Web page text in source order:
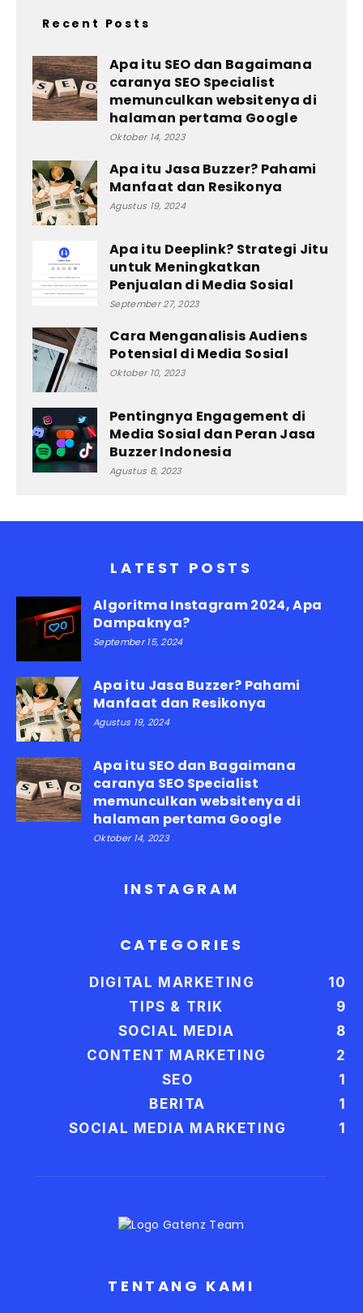
Recent Posts
Apa itu SEO dan Bagaimana
caranya SEO Specialist
memunculkan websitenya di
halaman pertama Google
Oktober 14, 2023
Apa itu Jasa Buzzer? Pahami
Manfaat dan Resikonya
Agustus 19, 2024
Apa itu Deeplink? Strategi Jitu
untuk Meningkatkan
Penjualan di Media Sosial
September 27, 2023
Cara Menganalisis Audiens
Potensial di Media Sosial
Oktober 10, 2023
Pentingnya Engagement di
Media Sosial dan Peran Jasa
Buzzer Indonesia
Agustus 8, 2023
LATEST POSTS
Algoritma Instagram 2024, Apa
Dampaknya?
September 15, 2024
Apa itu Jasa Buzzer? Pahami
Manfaat dan Resikonya
Agustus 19, 2024
Apa itu SEO dan Bagaimana
caranya SEO Specialist
memunculkan websitenya di
halaman pertama Google
Oktober 14, 2023
INSTAGRAM
CATEGORIES
DIGITAL MARKETING
10
TIPS & TRIK
9
SOCIAL MEDIA
8
CONTENT MARKETING
2
SEO
1
BERITA
1
SOCIAL MEDIA MARKETING
1
TENTANG KAMI